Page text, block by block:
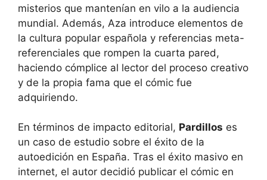
misterios que mantenían en vilo a la audiencia
mundial. Además, Aza introduce elementos de
la cultura popular española y referencias meta-
referenciales que rompen la cuarta pared,
haciendo cómplice al lector del proceso creativo
y de la propia fama que el cómic fue
adquiriendo.
En términos de impacto editorial, Pardillos es
un caso de estudio sobre el éxito de la
autoedición en España. Tras el éxito masivo en
internet, el autor decidió publicar el cómic en